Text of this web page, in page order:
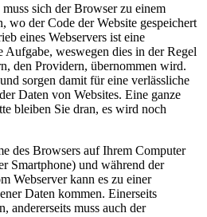
sich der Browser zu einem
wo der Code der Website gespeichert
eines Webservers ist eine
weswegen dies in der Regel
den Providern, übernommen wird.
sorgen damit für eine verlässliche
Daten von Websites. Eine ganze
bleiben Sie dran, es wird noch
des Browsers auf Ihrem Computer
Smartphone) und während der
Webserver kann es zu einer
Daten kommen. Einerseits
andererseits muss auch der